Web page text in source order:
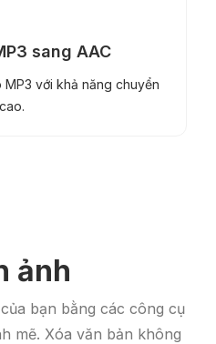
sang AAC
MP3 với khả năng chuyển
ảnh
bạn bằng các công cụ
mẽ. Xóa văn bản không